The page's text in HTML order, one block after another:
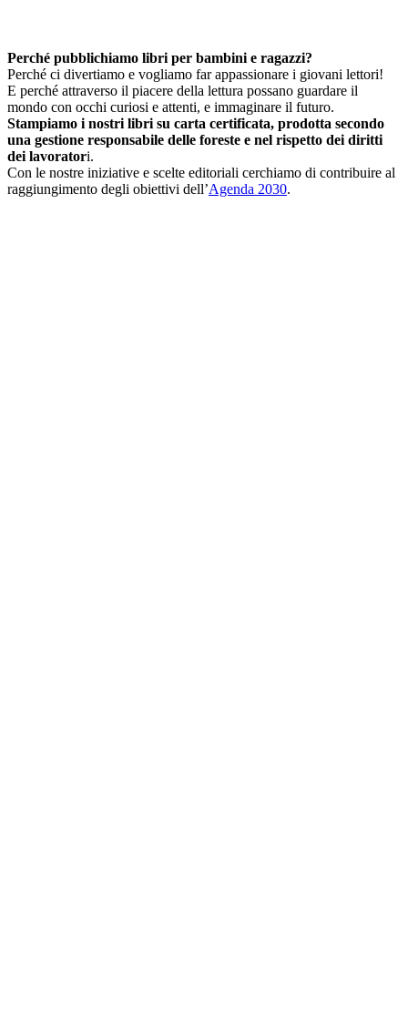
Perché pubblichiamo libri per bambini e ragazzi?
Perché ci divertiamo e vogliamo far appassionare i giovani lettori!
E perché attraverso il piacere della lettura possano guardare il
mondo con occhi curiosi e attenti, e immaginare il futuro.
Stampiamo i nostri libri su carta certificata, prodotta secondo
una gestione responsabile delle foreste e nel rispetto dei diritti
dei lavoratori.
Con le nostre iniziative e scelte editoriali cerchiamo di contribuire al
raggiungimento degli obiettivi dell’Agenda 2030.